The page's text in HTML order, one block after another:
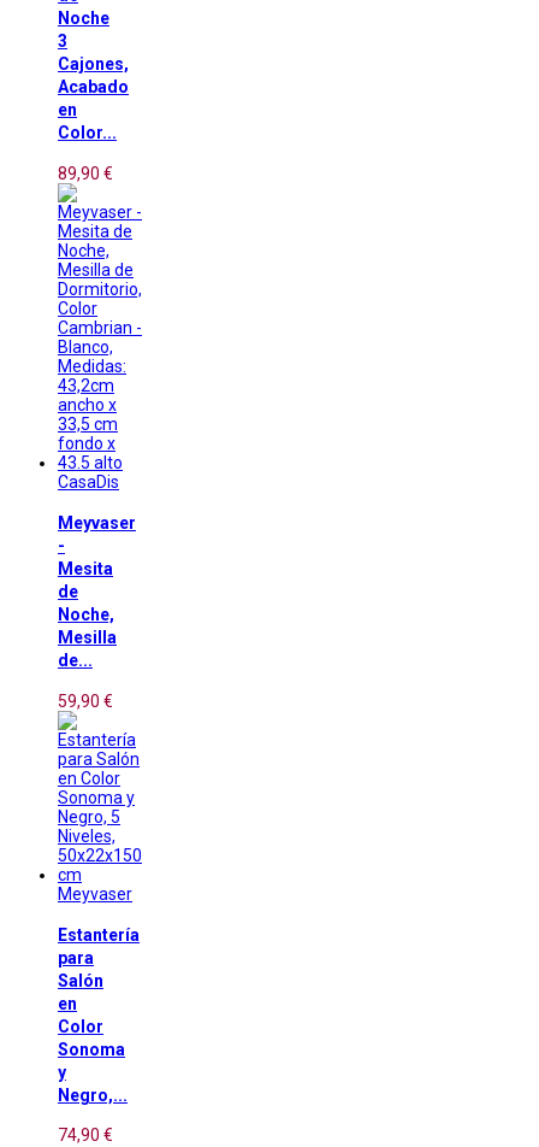
Noche
3
Cajones,
Acabado
en
Color...
89,90 €
CasaDis
Meyvaser
-
Mesita
de
Noche,
Mesilla
de...
59,90 €
Meyvaser
Estantería
para
Salón
en
Color
Sonoma
y
Negro,...
74,90 €